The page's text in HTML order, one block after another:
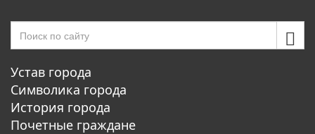
Устав города
Символика города
История города
Почетные граждане